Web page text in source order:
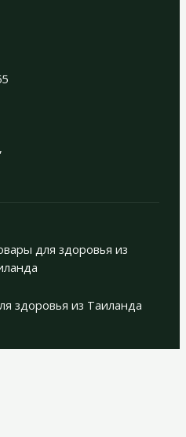
для здоровья из
здоровья из Таиланда